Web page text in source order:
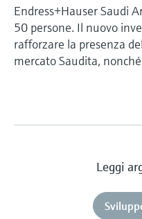
Endress+Hauser Saudi
50 persone. Il nuovo
rafforzare la presenza
mercato Saudita,
Leggi